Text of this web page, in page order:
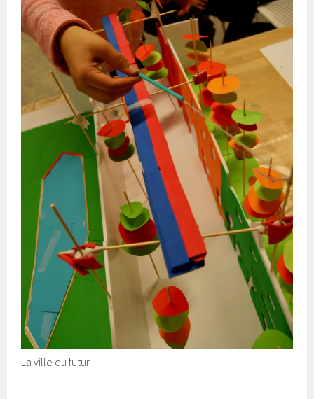
La ville du futur